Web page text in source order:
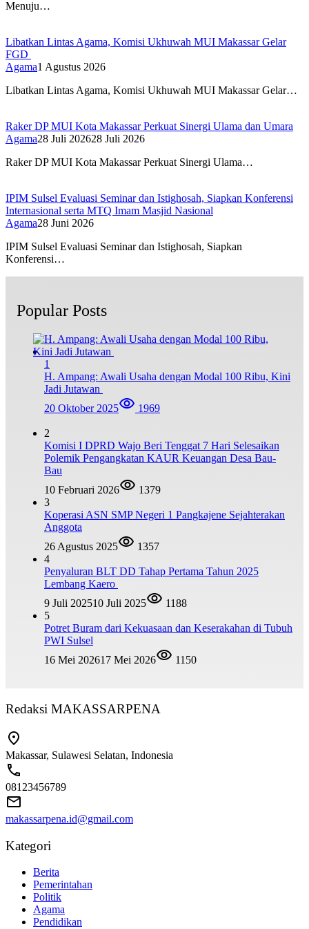
Menuju…
Libatkan Lintas Agama, Komisi Ukhuwah MUI Makassar Gelar
FGD
Agama1 Agustus 2026
Libatkan Lintas Agama, Komisi Ukhuwah MUI Makassar Gelar…
Raker DP MUI Kota Makassar Perkuat Sinergi Ulama dan Umara
Agama28 Juli 202628 Juli 2026
Raker DP MUI Kota Makassar Perkuat Sinergi Ulama…
IPIM Sulsel Evaluasi Seminar dan Istighosah, Siapkan Konferensi
Internasional serta MTQ Imam Masjid Nasional
Agama28 Juni 2026
IPIM Sulsel Evaluasi Seminar dan Istighosah, Siapkan
Konferensi…
Popular Posts
1
H. Ampang: Awali Usaha dengan Modal 100 Ribu, Kini
Jadi Jutawan
20 Oktober 2025
1969
2
Komisi I DPRD Wajo Beri Tenggat 7 Hari Selesaikan
Polemik Pengangkatan KAUR Keuangan Desa Bau-
Bau
10 Februari 2026
1379
3
Koperasi ASN SMP Negeri 1 Pangkajene Sejahterakan
Anggota
26 Agustus 2025
1357
4
Penyaluran BLT DD Tahap Pertama Tahun 2025
Lembang Kaero
9 Juli 202510 Juli 2025
1188
5
Potret Buram dari Kekuasaan dan Keserakahan di Tubuh
PWI Sulsel
16 Mei 202617 Mei 2026 1150
Redaksi MAKASSARPENA
Makassar, Sulawesi Selatan, Indonesia
08123456789
makassarpena.id@gmail.com
Kategori
Berita
Pemerintahan
Politik
Agama
Pendidikan